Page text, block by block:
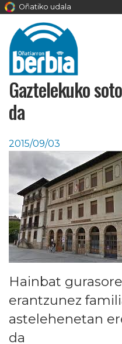
Oñatiko udala
Gaztelekuko
da
2015/09/03
Hainbat
erantzunez
astelehenetan
da